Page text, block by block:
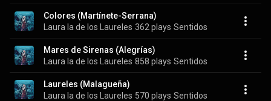
Colores (Martínete-Serrana)
Laura la de los Laureles 362 plays Sentidos
Mares de Sirenas (Alegrías)
Laura la de los Laureles 858 plays Sentidos
Laureles (Malagueña)
Laura la de los Laureles 570 plays Sentidos